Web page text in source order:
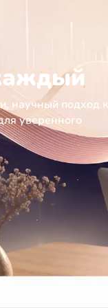
научный подход к
уверенного